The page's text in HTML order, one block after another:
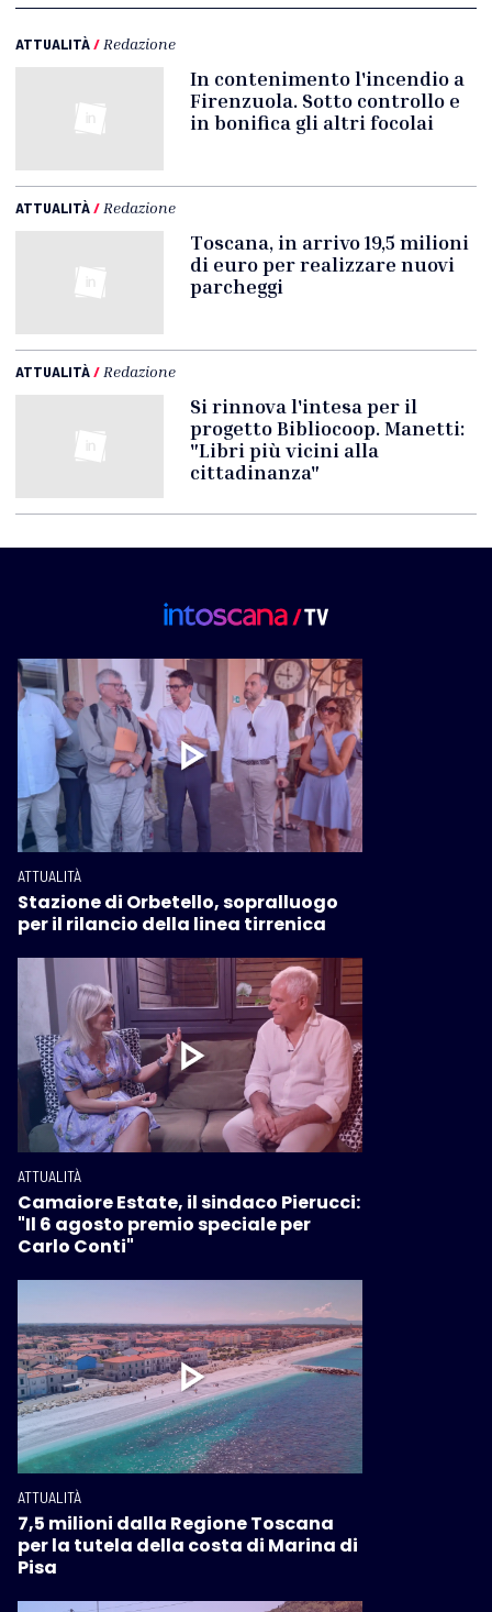
ATTUALITÀ/ Redazione
In contenimento l'incendio a
Firenzuola. Sotto controllo e
in bonifica gli altri focolai
ATTUALITÀ/ Redazione
Toscana, in arrivo 19,5 milioni
di euro per realizzare nuovi
parcheggi
ATTUALITÀ/ Redazione
Si rinnova l'intesa per il
progetto Bibliocoop. Manetti:
"Libri più vicini alla
cittadinanza"
ATTUALITÀ
Stazione di Orbetello, sopralluogo
per il rilancio della linea tirrenica
ATTUALITÀ
Camaiore Estate, il sindaco Pierucci:
"Il 6 agosto premio speciale per
Carlo Conti"
ATTUALITÀ
7,5 milioni dalla Regione Toscana
per la tutela della costa di Marina di
Pisa